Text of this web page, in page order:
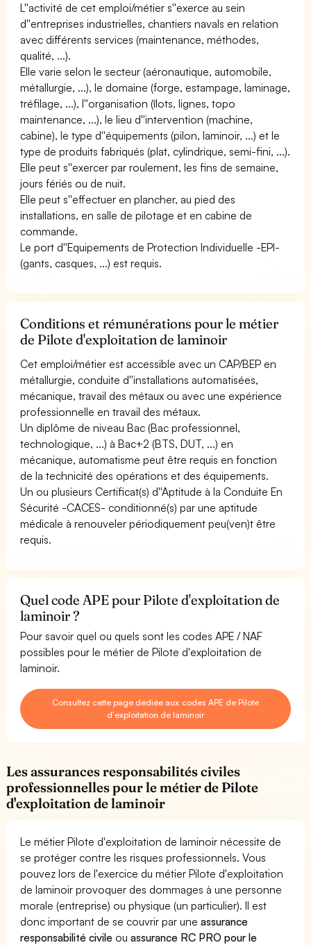
L''activité de cet emploi/métier s''exerce au sein
d''entreprises industrielles, chantiers navals en relation
avec différents services (maintenance, méthodes,
qualité, ...).
Elle varie selon le secteur (aéronautique, automobile,
métallurgie, ...), le domaine (forge, estampage, laminage,
tréfilage, ...), l''organisation (îlots, lignes, topo
maintenance, ...), le lieu d''intervention (machine,
cabine), le type d''équipements (pilon, laminoir, ...) et le
type de produits fabriqués (plat, cylindrique, semi-fini, ...).
Elle peut s''exercer par roulement, les fins de semaine,
jours fériés ou de nuit.
Elle peut s''effectuer en plancher, au pied des
installations, en salle de pilotage et en cabine de
commande.
Le port d''Equipements de Protection Individuelle -EPI-
(gants, casques, ...) est requis.
Conditions et rémunérations pour le métier
de Pilote d'exploitation de laminoir
Cet emploi/métier est accessible avec un CAP/BEP en
métallurgie, conduite d''installations automatisées,
mécanique, travail des métaux ou avec une expérience
professionnelle en travail des métaux.
Un diplôme de niveau Bac (Bac professionnel,
technologique, ...) à Bac+2 (BTS, DUT, ...) en
mécanique, automatisme peut être requis en fonction
de la technicité des opérations et des équipements.
Un ou plusieurs Certificat(s) d''Aptitude à la Conduite En
Sécurité -CACES- conditionné(s) par une aptitude
médicale à renouveler périodiquement peu(ven)t être
requis.
Quel code APE pour Pilote d'exploitation de
laminoir ?
Pour savoir quel ou quels sont les codes APE / NAF
possibles pour le métier de Pilote d'exploitation de
laminoir.
Consultez cette page dédiée aux codes APE de Pilote
d'exploitation de laminoir
Les assurances responsabilités civiles
professionnelles pour le métier de Pilote
d'exploitation de laminoir
Le métier Pilote d'exploitation de laminoir nécessite de
se protéger contre les risques professionnels. Vous
pouvez lors de l'exercice du métier Pilote d'exploitation
de laminoir provoquer des dommages à une personne
morale (entreprise) ou physique (un particulier). Il est
donc important de se couvrir par uneassurance
responsabilité civile ouassurance RC PRO pour le